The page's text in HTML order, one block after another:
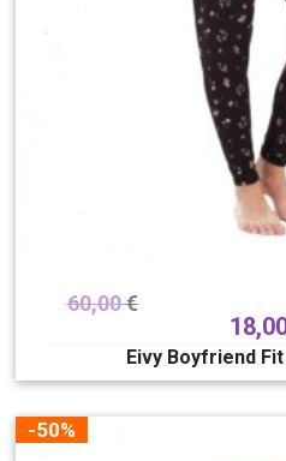
60,00€
Eivy Boyfriend
-50%